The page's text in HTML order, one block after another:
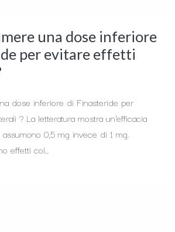
una dose inferiore
per evitare effetti
dose inferiore di Finasteride per
? La letteratura mostra un'efficacia
0,5 mg invece di 1 mg.
effetti col...